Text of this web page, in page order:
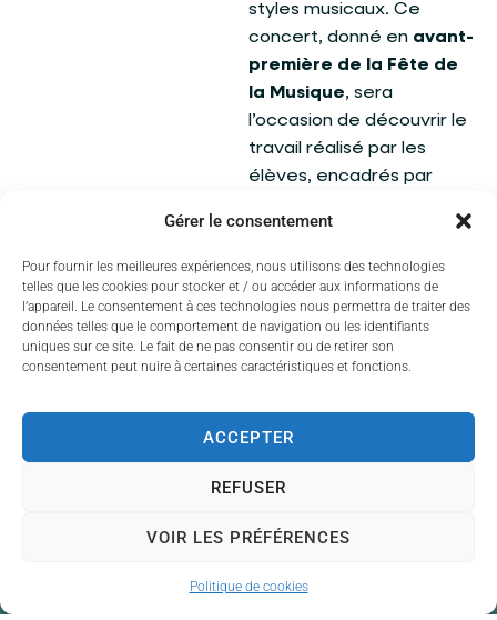
Gérer le consentement
Pour fournir les meilleures expériences, nous utilisons des technologies
telles que les cookies pour stocker et / ou accéder aux informations de
l’appareil. Le consentement à ces technologies nous permettra de traiter des
données telles que le comportement de navigation ou les identifiants
uniques sur ce site. Le fait de ne pas consentir ou de retirer son
consentement peut nuire à certaines caractéristiques et fonctions.
ACCEPTER
REFUSER
VOIR LES PRÉFÉRENCES
Politique de cookies
styles musicaux. Ce
concert, donné en avant-
première de la Fête de
la Musique, sera
l’occasion de découvrir le
travail réalisé par les
élèves, encadrés par
nos talents locaux et
profiter d’un début de
soirée en musique !
Entrée libre – Ouvert à